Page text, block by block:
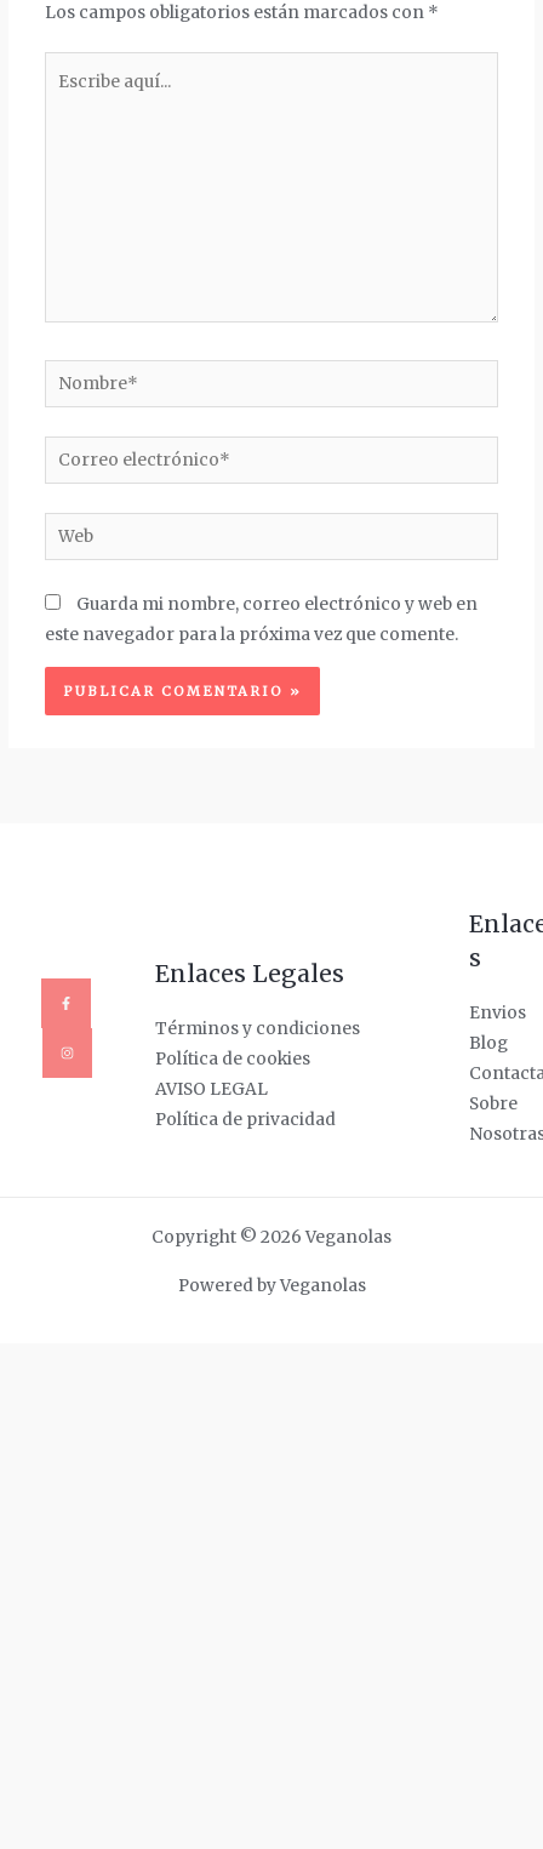
Los campos obligatorios están marcados con *
Nombre*
Correo
electrónico*
Web
Guarda mi nombre, correo electrónico y web en
este navegador para la próxima vez que comente.
Enlaces Legales
Términos y condiciones
Política de cookies
AVISO LEGAL
Política de privacidad
s
Envios
Blog
Sobre
Copyright © 2026 Veganolas
Powered by Veganolas